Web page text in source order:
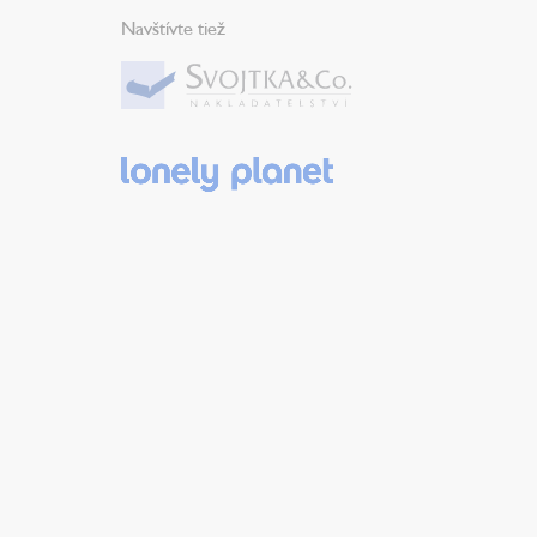
Navštívte tiež